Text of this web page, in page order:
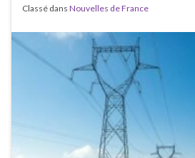
Classé dans Nouvelles de France